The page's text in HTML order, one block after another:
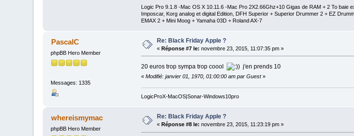
Logic Pro 9.1.8 -Mac OS X 10.11.6 -Mac Pro 2X2.66Ghz+10 Gigas de RAM + 2 To
Imposcar, Korg analog et digital Edition, DFH Superior + Superior Drummer 2 + EZ
EMAX 2 + Mini Moog + Yamaha 03D + Roland AX-7
PascalC
phpBB Hero Member
Messages: 1335
Re: Black Friday Apple ?
«Réponse #7 le: novembre 23, 2015, 11:07:35 pm »
20 euros trop sympa trop coool j'en prends 10
« Modifié: janvier 01, 1970, 01:00:00 am par Guest»
LogicProX-MacOS|Sonar-Windows10pro
whereismymac
phpBB Hero Member
Re: Black Friday Apple ?
«Réponse #8 le: novembre 23, 2015, 11:23:19 pm »